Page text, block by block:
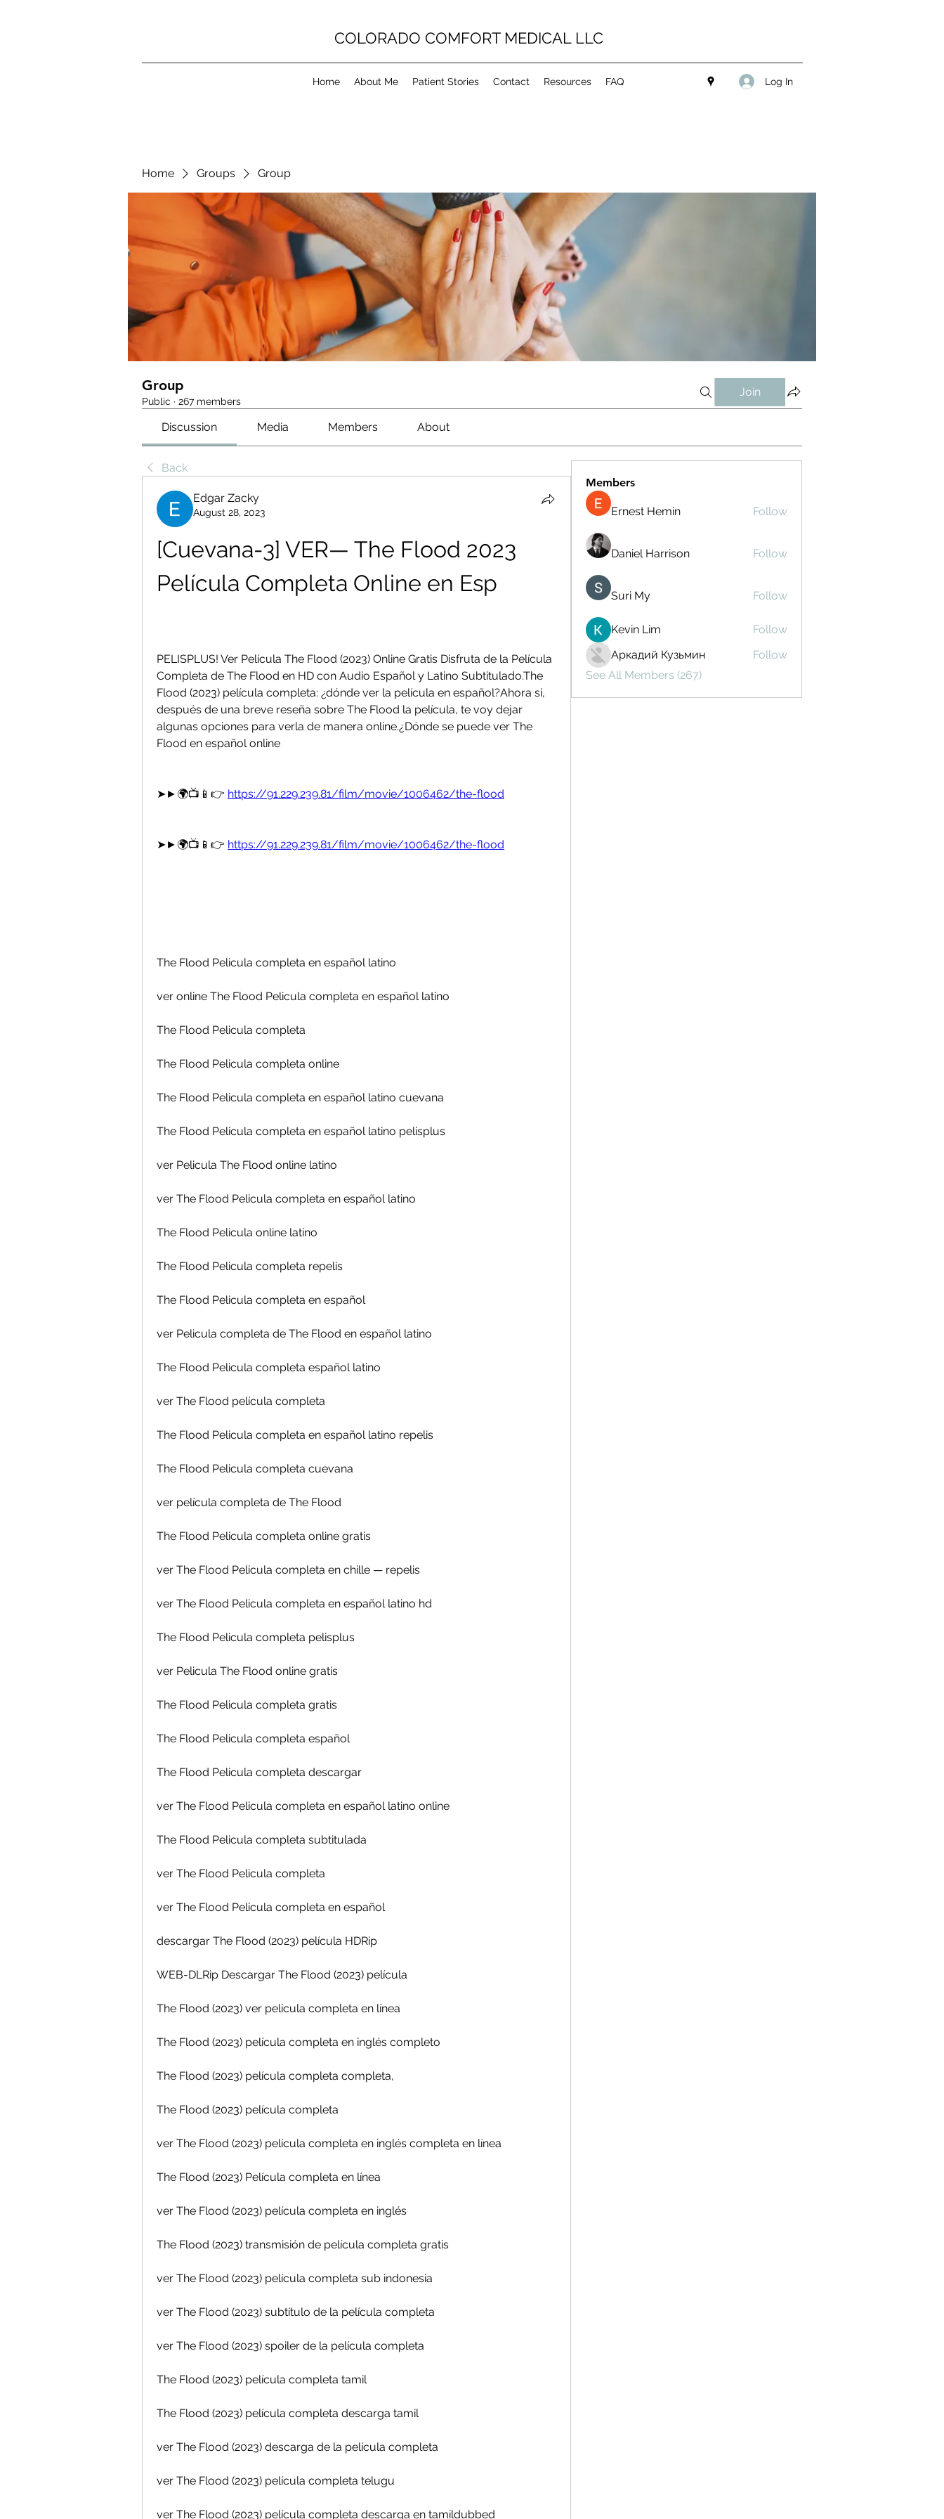
COLORADO COMFORT MEDICAL LLC
Home About Me Patient Stories Contact Resources FAQ Log In
Home Groups Group
Group
Public · 267 members
Join
Discussion Media Members About
Back
Edgar Zacky
August 28, 2023
[Cuevana-3] VER— The Flood 2023
Película Completa Online en Esp
PELISPLUS! Ver Película The Flood (2023) Online Gratis Disfruta de la Película
Completa de The Flood en HD con Audio Español y Latino Subtitulado.The
Flood (2023) película completa: ¿dónde ver la película en español?Ahora si,
después de una breve reseña sobre The Flood la película, te voy dejar
algunas opciones para verla de manera online.¿Dónde se puede ver The
Flood en español online
➤►🌍📺📱👉 https://91.229.239.81/film/movie/1006462/the-flood
➤►🌍📺📱👉 https://91.229.239.81/film/movie/1006462/the-flood
The Flood Pelicula completa en español latino
ver online The Flood Pelicula completa en español latino
The Flood Pelicula completa
The Flood Pelicula completa online
The Flood Pelicula completa en español latino cuevana
The Flood Pelicula completa en español latino pelisplus
ver Pelicula The Flood online latino
ver The Flood Pelicula completa en español latino
The Flood Pelicula online latino
The Flood Pelicula completa repelis
The Flood Pelicula completa en español
ver Pelicula completa de The Flood en español latino
The Flood Pelicula completa español latino
ver The Flood película completa
The Flood Pelicula completa en español latino repelis
The Flood Pelicula completa cuevana
ver película completa de The Flood
The Flood Pelicula completa online gratis
ver The Flood Pelicula completa en chille — repelis
ver The Flood Pelicula completa en español latino hd
The Flood Pelicula completa pelisplus
ver Pelicula The Flood online gratis
The Flood Pelicula completa gratis
The Flood Pelicula completa español
The Flood Pelicula completa descargar
ver The Flood Pelicula completa en español latino online
The Flood Pelicula completa subtitulada
ver The Flood Pelicula completa
ver The Flood Pelicula completa en español
descargar The Flood (2023) película HDRip
WEB-DLRip Descargar The Flood (2023) película
The Flood (2023) ver película completa en línea
The Flood (2023) película completa en inglés completo
The Flood (2023) película completa completa,
The Flood (2023) película completa
ver The Flood (2023) película completa en inglés completa en línea
The Flood (2023) Película completa en línea
ver The Flood (2023) película completa en inglés
The Flood (2023) transmisión de película completa gratis
ver The Flood (2023) película completa sub indonesia
ver The Flood (2023) subtítulo de la película completa
ver The Flood (2023) spoiler de la película completa
The Flood (2023) película completa tamil
The Flood (2023) película completa descarga tamil
ver The Flood (2023) descarga de la película completa
ver The Flood (2023) película completa telugu
ver The Flood (2023) película completa descarga en tamildubbed
Members
Ernest Hemin Follow
Daniel Harrison Follow
Suri My Follow
Kevin Lim
Follow
Аркадий Кузьмин
Follow
See All Members (267)